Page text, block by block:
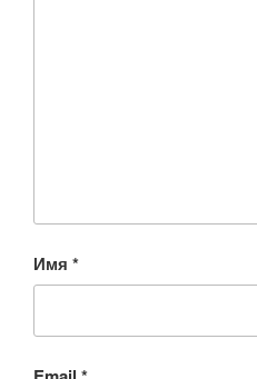
Имя *